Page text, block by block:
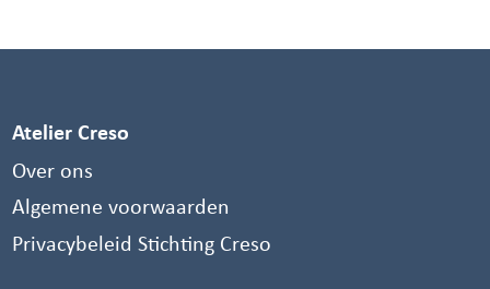
Atelier Creso
Over ons
Algemene voorwaarden
Privacybeleid Stichting Creso